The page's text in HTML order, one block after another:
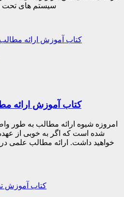
سیستم های تحت
کتاب آموزش ارائه
امروزه شیوه ارائه مطالب به طور
شده است که اگر به خوبی از
خواهید داشت. ارائه مطالب علمی